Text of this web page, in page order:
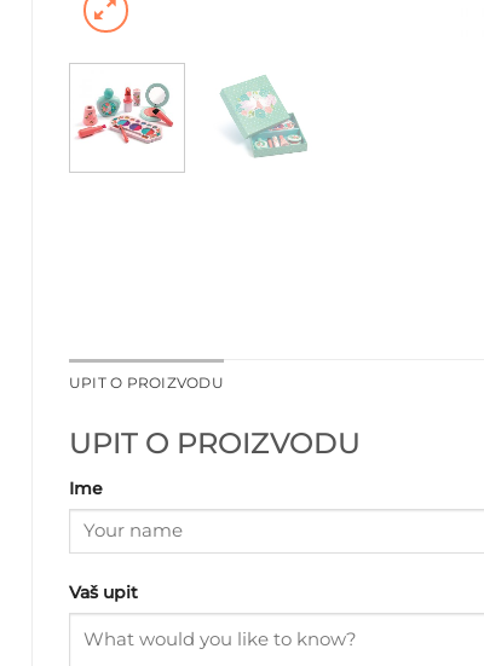
UPIT O PROIZVODU
UPIT O PROIZVODU
Ime
Vaš upit